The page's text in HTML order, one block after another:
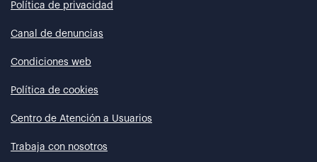
Política de privacidad
Canal de denuncias
Condiciones web
Política de cookies
Centro de Atención a Usuarios
Trabaja con nosotros